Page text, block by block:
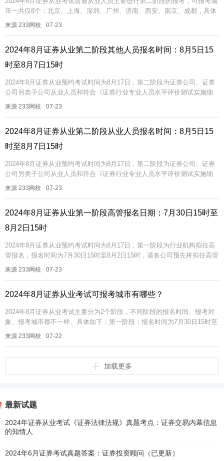
市一共仅8个：北京、上海、深圳、广州、济南、西安、南京、成都，具体
测试地点以准考证为准。【2024年证券备考资料包】【免费领V题库...
来源 233网校 07-23
2024年8月证券从业第二阶段其他人员报名时间：8月5日15
时至8月7日15时
2024年8月证券从业预约考试时间为8月17日，第二阶段为证券公司、证券
公司另类子公司从业人员和符合《证券行业专业人员水平评价测试实施细
则》第七条规定的其他人员报名，报名时间为8月5日15时至8月7日...
来源 233网校 07-23
2024年8月证券从业第二阶段从业人员报名时间：8月5日15
时至8月7日15时
2024年8月证券从业预约考试时间为8月17日，第二阶段为证券公司、证券
公司另类子公司从业人员和符合《证券行业专业人员水平评价测试实施细
则》第七条规定的其他人员报名，报名时间为8月5日15时至8月7日...
来源 233网校 07-23
2024年8月证券从业第一阶段高管报名日期：7月30日15时至
8月2日15时
2024年8月证券从业预约考试时间为8月17日，第一阶段为行业机构拟任高
管报名，报名时间为7月30日15时至8月2日15时，请各公司预先将拟任高管
考生基本信息录入到报名系统中,通过协会报名审核的考生方...
来源 233网校 07-23
2024年8月证券从业考试可报考城市有哪些？
2024年8月证券从业考试主要分为2个阶段，不同阶段的报名时间、报考对
象、报考城市都不一样。具体如下：第一阶段：报名时间为7月30日15时至
8月2日15时，报名对象为行业机构拟任高管报名；测试地点一共...
来源 233网校 07-22
加载更多
最新试题
2024年证券从业考试《证券法律法规》真题考点：证券交易内幕信息
的知情人
2024年6月证券考试真题答案：证券投资顾问（已更新）